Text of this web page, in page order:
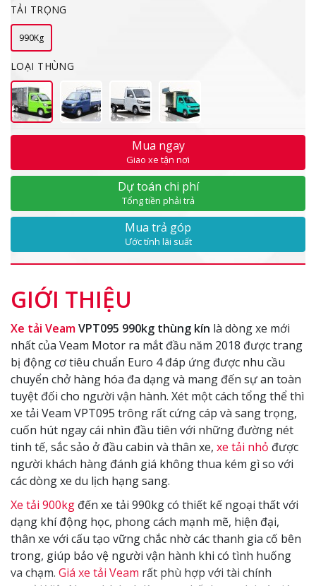
TẢI TRỌNG
990Kg
LOẠI THÙNG
Mua ngay
Giao xe tận nơi
Dự toán chi phí
Tổng tiền phải trả
Mua trả góp
Ước tính lãi suất
GIỚI THIỆU
Xe tải VeamVPT095 990kg thùng kín là dòng xe mới
nhất của Veam Motor ra mắt đầu năm 2018 được trang
bị động cơ tiêu chuẩn Euro 4 đáp ứng được nhu cầu
chuyển chở hàng hóa đa dạng và mang đến sự an toàn
tuyệt đối cho người vận hành. Xét một cách tổng thể thì
xe tải Veam VPT095 trông rất cứng cáp và sang trọng,
cuốn hút ngay cái nhìn đầu tiên với những đường nét
tinh tế, sắc sảo ở đầu cabin và thân xe, xe tải nhỏ được
người khách hàng đánh giá không thua kém gì so với
các dòng xe du lịch hạng sang.
Xe tải 900kg đến xe tải 990kg có thiết kế ngoại thất với
dạng khí động học, phong cách mạnh mẽ, hiện đại,
thân xe với cấu tạo vững chắc nhờ các thanh gia cố bên
trong, giúp bảo vệ người vận hành khi có tình huống
va chạm. Giá xe tải Veam rất phù hợp với tài chính